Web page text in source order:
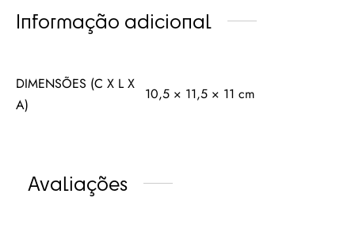
Informação adicional
DIMENSÕES (C X L X
A)
10,5 × 11,5 × 11 cm
Avaliações